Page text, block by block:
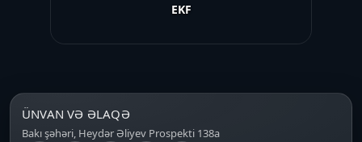
SmartArena
ÜNVAN VƏ ƏLAQƏ
Bakı şəhəri, Heydər Əliyev Prospekti 138a